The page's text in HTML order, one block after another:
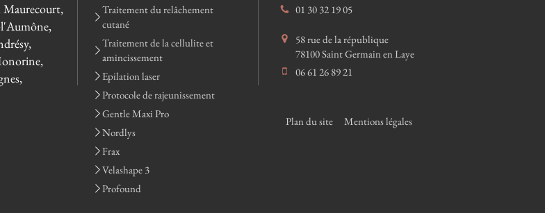
Traitement du relâchement
cutané
Traitement de la cellulite et
amincissement
Epilation laser
Protocole de rajeunissement
Gentle Maxi Pro
Nordlys
Frax
Velashape 3
Profound
01 30 32 19 05
58 rue de la république
78100Saint Germain en Laye
06 61 26 89 21
Plan du site Mentions légales